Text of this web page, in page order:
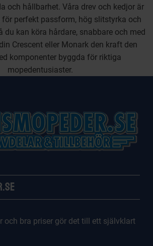
och hållbarhet. Våra drev och kedjor är
perfekt passform, hög slitstyrka och
du kan köra hårdare, snabbare och med
Crescent eller Monark den kraft den
komponenter byggda för riktiga
mopedentusiaster.
och bra priser gör det till ett självklart